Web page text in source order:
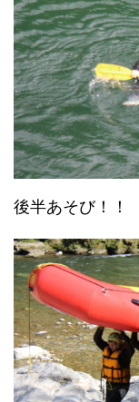
後半あそび！！